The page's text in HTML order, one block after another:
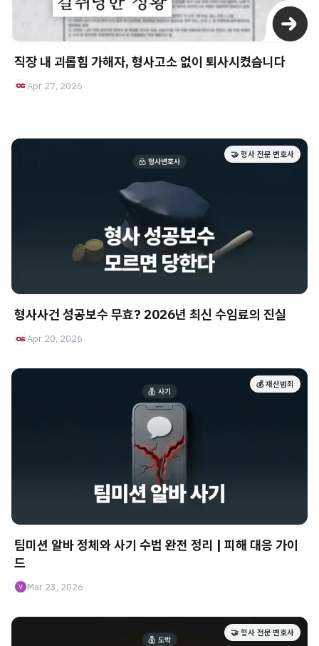
직장 내 괴롭힘 가해자, 형사고소 없이 퇴사시켰습니다
Apr 27, 2026
🤝 형사 전문 변호사
형사사건 성공보수 무효? 2026년 최신 수임료의 진실
Apr 20, 2026
💰 재산범죄
팀미션 알바 정체와 사기 수법 완전 정리 | 피해 대응 가이
드
Mar 23, 2026
🤝 형사 전문 변호사